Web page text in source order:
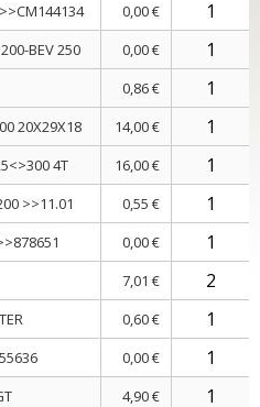
0,00 €
BEV 250
0,00 €
0,86 €
20Χ29X18
14,00 €
4Τ
16,00 €
>>11.01
0,55 €
0,00 €
7,01 €
0,60 €
0,00 €
4,90 €